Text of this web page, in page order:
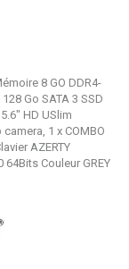
8 GO DDR4-
Go SATA 3 SSD
HD USlim
1 x COMBO
AZERTY
Couleur GREY